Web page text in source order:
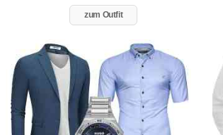
zum Outfit